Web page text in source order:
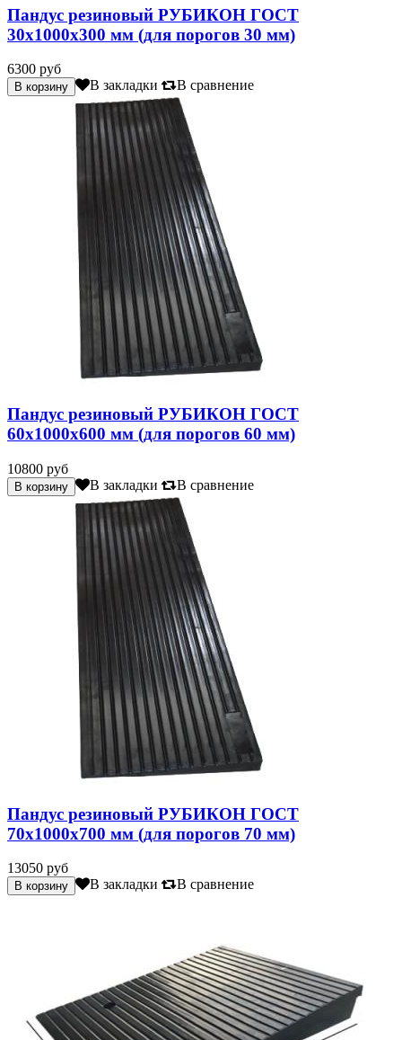
Пандус резиновый РУБИКОН ГОСТ
30х1000х300 мм (для порогов 30 мм)
6300 руб
В закладки В сравнение
Пандус резиновый РУБИКОН ГОСТ
60х1000х600 мм (для порогов 60 мм)
10800 руб
В закладки В сравнение
Пандус резиновый РУБИКОН ГОСТ
70х1000х700 мм (для порогов 70 мм)
13050 руб
В закладки В сравнение